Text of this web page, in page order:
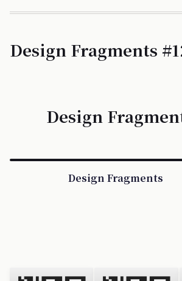
Design Fragments
Design
Design Fragments